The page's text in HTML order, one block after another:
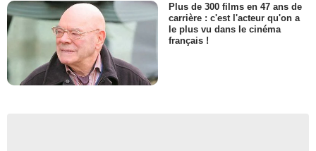
Plus de 300 films en 47 ans de
carrière : c'est l'acteur qu'on a
le plus vu dans le cinéma
français !